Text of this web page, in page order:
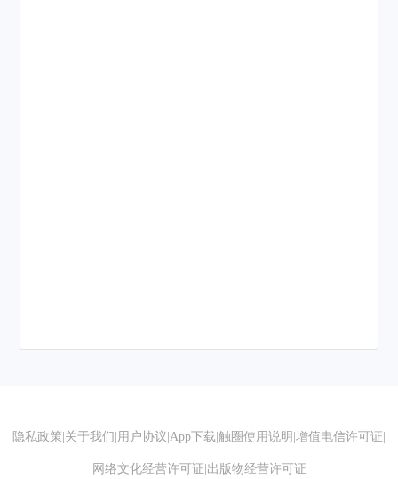
隐私政策 关于我们 用户协议 App下载 触圈使用说明 增值电信许可证
网络文化经营许可证 出版物经营许可证